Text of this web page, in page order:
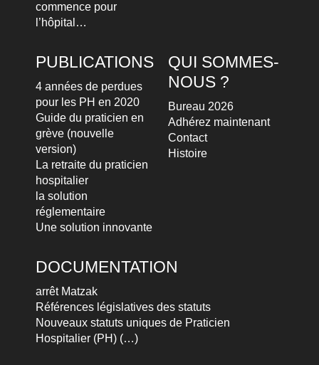
commence pour
l’hôpital…
PUBLICATIONS
4 années de perdues
pour les PH en 2020
Guide du praticien en
grève (nouvelle
version)
La retraite du praticien
hospitalier
la solution
réglementaire
Une solution innovante
QUI SOMMES-
NOUS ?
Bureau 2026
Adhérez maintenant
Contact
Histoire
DOCUMENTATION
arrêt Matzak
Références législatives des statuts
Nouveaux statuts uniques de Praticien
Hospitalier (PH) (…)